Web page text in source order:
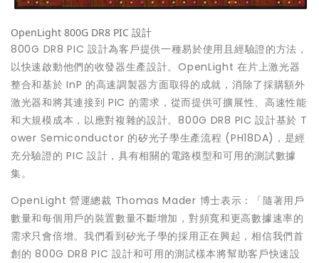
OpenLight 800G DR8 PIC 設計
800G DR8 PIC 設計為客戶提供一種易於使用且經驗證的方法，
以快速啟動他們的收發器生產設計。OpenLight 在片上激光器
整合和基於 InP 的高速調製器方面取得的成就，消除了採購額外
激光器和將其連接到 PIC 的需求，從而提供可擴展性、高速性能
和大規模成本，以應對複雜的設計。800G DR8 PIC 設計基於 T
ower Semiconductor 的矽光子學生產流程 (PH18DA)，是經
充分驗證的 PIC 設計，具有相關的電路模型和可用的測試數據
集。
OpenLight 營運總裁 Thomas Mader 博士表示：「隨著用戶
數量和每個用戶的裝置數量不斷增加，對頻寬和更高數據速率的
需求只會倍增。我們看到矽光子學的採用正在興起，相信我們首
創的 800G DR8 PIC 設計和可用的測試樣本將幫助客戶快速設